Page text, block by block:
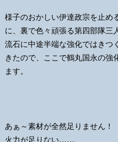
様子のおかしい伊達政宗を止め
に、裏で色々頑張る第四部隊三
流石に中途半端な強化ではきつ
きたので、ここで鶴丸国永の強
ます。
あぁ～素材が全然足りません
火力が足りない……